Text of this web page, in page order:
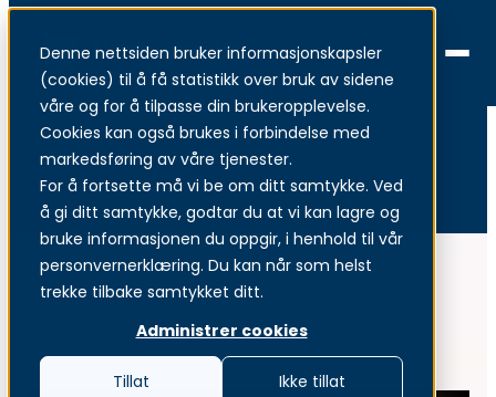
Denne nettsiden bruker informasjonskapsler
(cookies) til å få statistikk over bruk av sidene
våre og for å tilpasse din brukeropplevelse.
Cookies kan også brukes i forbindelse med
markedsføring av våre tjenester.
For å fortsette må vi be om ditt samtykke. Ved
å gi ditt samtykke, godtar du at vi kan lagre og
bruke informasjonen du oppgir, i henhold til vår
personvernerklæring. Du kan når som helst
trekke tilbake samtykket ditt.
Administrer cookies
Tillat Ikke tillat
Menu
Pressemeldinger